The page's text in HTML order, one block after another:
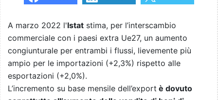
A marzo 2022 l'Istat stima, per l’interscambio
commerciale con i paesi extra Ue27, un aumento
congiunturale per entrambi i flussi, lievemente più
ampio per le importazioni (+2,3%) rispetto alle
esportazioni (+2,0%).
L’incremento su base mensile dell’export è dovuto